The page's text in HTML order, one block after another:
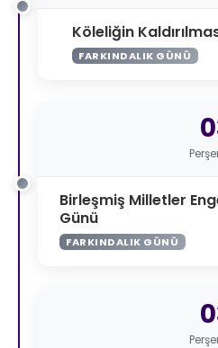
Köleliğin
FARKINDALIK GÜNÜ
Birleşmiş Milletler
Günü
FARKINDALIK GÜNÜ